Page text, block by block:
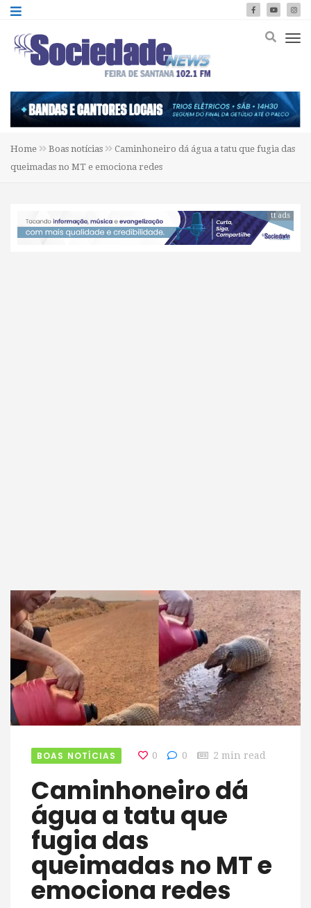
Home Boas notícias
Caminhoneiro dá água a tatu que fugia das
queimadas no MT e emociona redes
tt ads
BOAS NOTÍCIAS 0 0 2 min read
Caminhoneiro dá
água a tatu que
fugia das
queimadas no MT e
emociona redes